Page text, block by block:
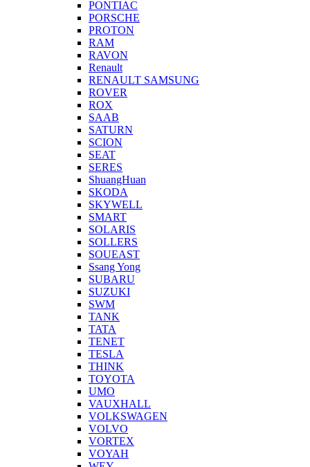
PONTIAC
PORSCHE
PROTON
RAM
RAVON
Renault
RENAULT SAMSUNG
ROVER
ROX
SAAB
SATURN
SCION
SEAT
SERES
ShuangHuan
SKODA
SKYWELL
SMART
SOLARIS
SOLLERS
SOUEAST
Ssang Yong
SUBARU
SUZUKI
SWM
TANK
TATA
TENET
TESLA
THINK
TOYOTA
UMO
VAUXHALL
VOLKSWAGEN
VOLVO
VORTEX
VOYAH